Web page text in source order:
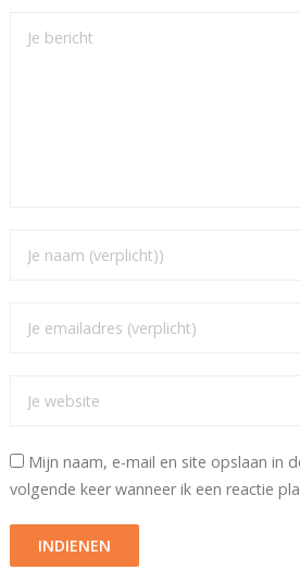
Mijn naam, e-mail en site opslaan in
volgende keer wanneer ik een reactie